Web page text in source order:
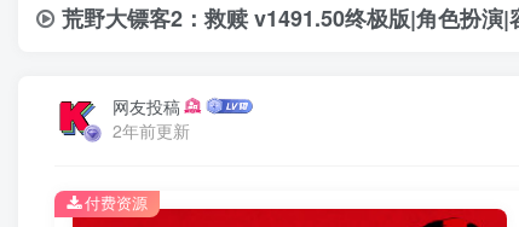
荒野大镖客2：救赎 v1491.50终极版|角色扮演
网友投稿
2年前更新
付费资源